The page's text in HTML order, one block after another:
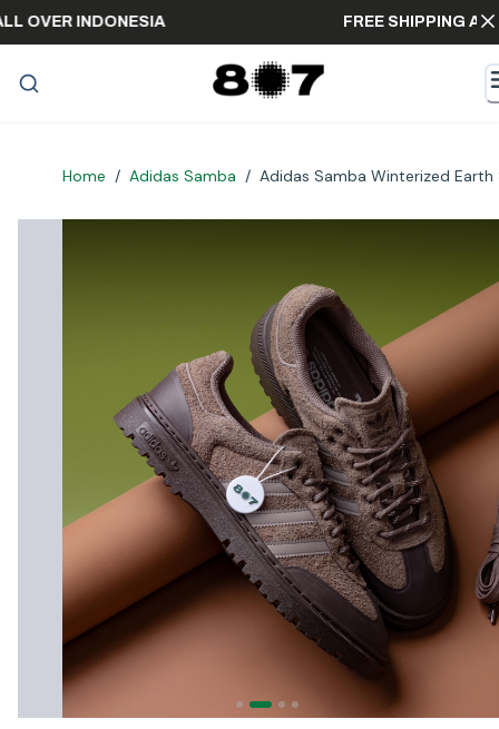
ALL OVER INDONESIA FREE
Home / Adidas Samba / Adidas Samba Winterized